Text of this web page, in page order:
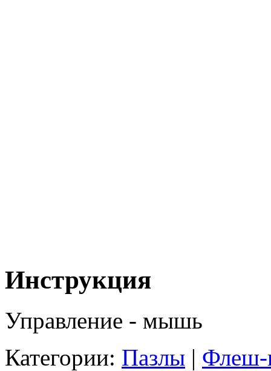
Инструкция
Управление - мышь
Категории: Пазлы | Флеш-